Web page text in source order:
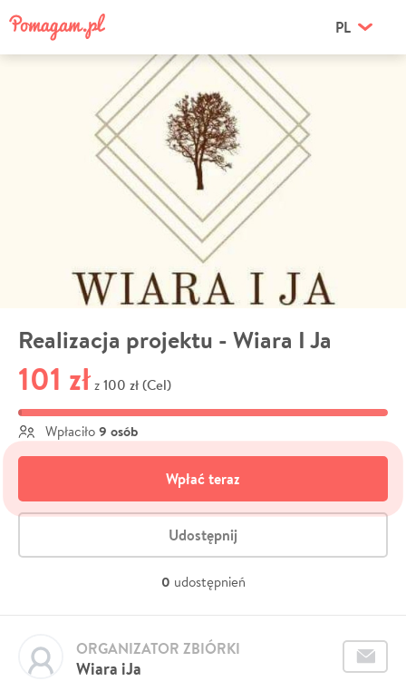
PL
Realizacja projektu - Wiara I Ja
101 zł z 100 zł (Cel)
Wpłaciło 9 osób
Wpłać teraz
Udostępnij
0 udostępnień
Wiara iJa
ORGANIZATOR ZBIÓRKI